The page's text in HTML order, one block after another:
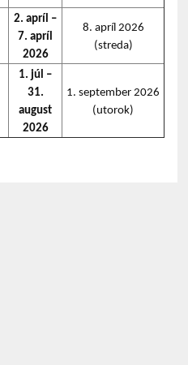
2. apríl –
7. apríl
2026
8. apríl 2026
(streda)
1. júl –
31.
august
2026
1. september 2026
(utorok)